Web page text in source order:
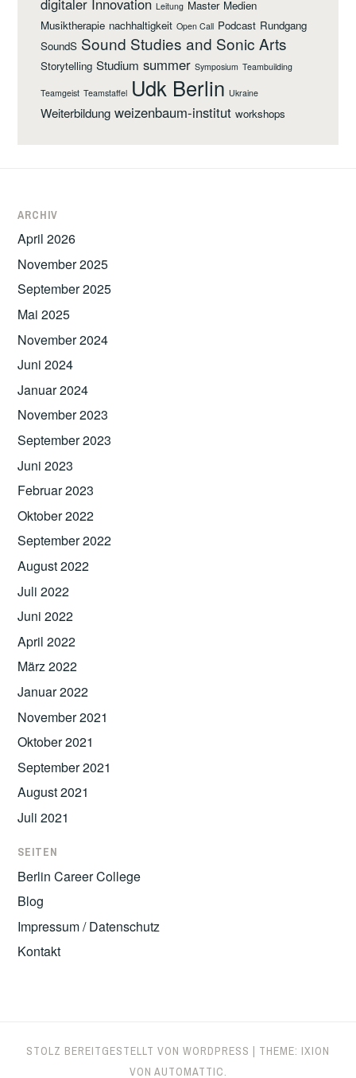
digitaler Innovation Leitung Master Medien
Musiktherapie nachhaltigkeit Open Call Podcast Rundgang
SoundS Sound Studies and Sonic Arts
Storytelling Studium summer Symposium Teambuilding
Teamgeist Teamstaffel Udk Berlin Ukraine
Weiterbildung weizenbaum-institut workshops
ARCHIV
April 2026
November 2025
September 2025
Mai 2025
November 2024
Juni 2024
Januar 2024
November 2023
September 2023
Juni 2023
Februar 2023
Oktober 2022
September 2022
August 2022
Juli 2022
Juni 2022
April 2022
März 2022
Januar 2022
November 2021
Oktober 2021
September 2021
August 2021
Juli 2021
SEITEN
Berlin Career College
Blog
Impressum / Datenschutz
Kontakt
STOLZ BEREITGESTELLT VON WORDPRESS | THEME: IXION
VON AUTOMATTIC.